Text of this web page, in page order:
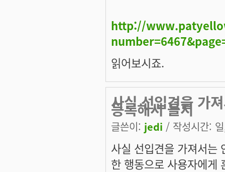
http://
읽어보시죠.
사실 선입견을 가
등록해서 몰지
글쓴이: jedi / 작성시간:
사실 선입견을 가져서
한 행동으로 사용자에게